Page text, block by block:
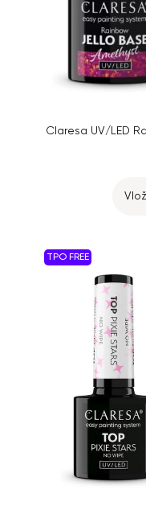
Claresa UV/LED
TPO FREE